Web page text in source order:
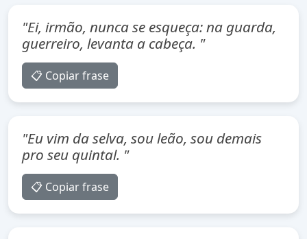
"Ei, irmão, nunca se esqueça: na guarda,
guerreiro, levanta a cabeça. "
📋 Copiar frase
"Eu vim da selva, sou leão, sou demais
pro seu quintal. "
📋 Copiar frase